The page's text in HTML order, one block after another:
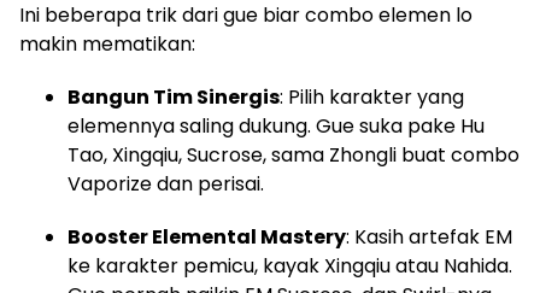
Ini beberapa trik dari gue biar combo elemen lo
makin mematikan:
Bangun Tim Sinergis: Pilih karakter yang
elemennya saling dukung. Gue suka pake Hu
Tao, Xingqiu, Sucrose, sama Zhongli buat combo
Vaporize dan perisai.
Booster Elemental Mastery: Kasih artefak EM
ke karakter pemicu, kayak Xingqiu atau Nahida.